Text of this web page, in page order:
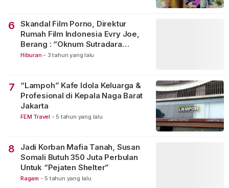
6
Skandal Film Porno, Direktur
Rumah Film Indonesia Evry Joe,
Berang : “Oknum Sutradara
Merusak Perfilman Indonesia”!
Hiburan - 3 tahun yang lalu
7
“Lampoh” Kafe Idola Keluarga &
Profesional di Kepala Naga Barat
Jakarta
FEM Travel - 5 tahun yang lalu
8
Jadi Korban Mafia Tanah, Susan
Somali Butuh 350 Juta Perbulan
Untuk “Pejaten Shelter”
Ragam - 5 tahun yang lalu